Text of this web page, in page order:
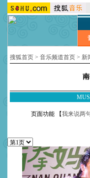
搜狐首页 > 音乐频道首页 > 新
页面功能 【我来说两